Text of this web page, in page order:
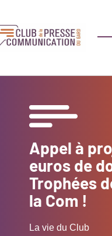
Appel à
euros de
Trophées
la Com !
La vie du Club